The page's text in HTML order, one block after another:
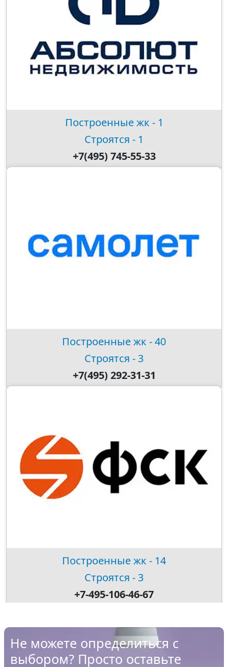
Построенные жк - 1
Строятся - 1
+7(495) 745-55-33
Построенные жк - 40
Строятся - 3
+7(495) 292-31-31
Построенные жк - 14
Строятся - 3
+7-495-106-46-67
Не можете определиться с
выбором? Просто оставьте